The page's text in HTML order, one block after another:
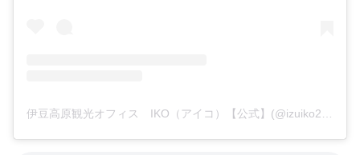
伊豆高原観光オフィス IKO（アイコ）【公式】(@izuiko2019)がシェアした投稿